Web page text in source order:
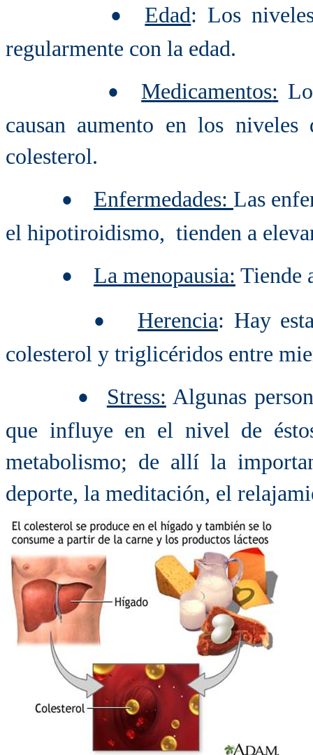
• Edad: Los
regularmente con la edad.
• Medicamentos:
causan aumento en los
colesterol.
• Enfermedades: Las
el hipotiroidismo, tienden a
• La menopausia: Tiende
• Herencia: Hay
colesterol y triglicéridos entre
• Stress: Algunas
que influye en el nivel de
metabolismo; de allí la
deporte, la meditación, el